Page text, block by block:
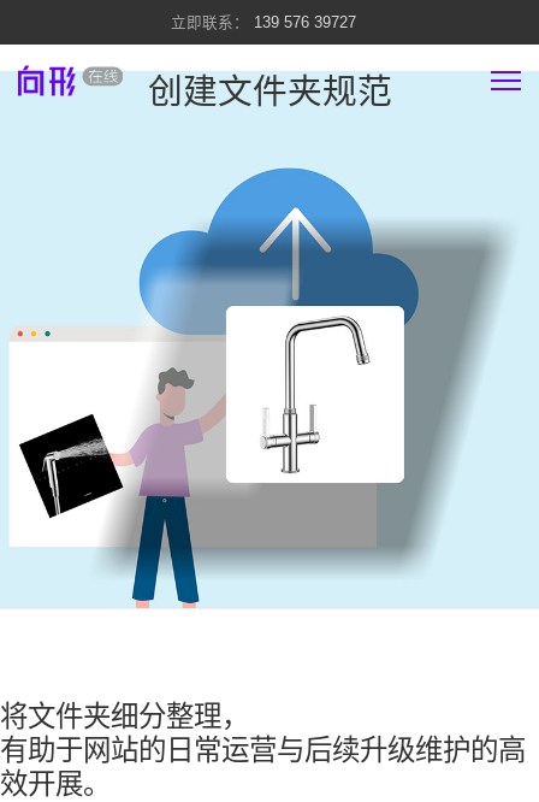
139 576 39727
创建文件夹规范
将文件夹细分整理，
有助于网站的日常运营与后续升级维护的高
效开展。